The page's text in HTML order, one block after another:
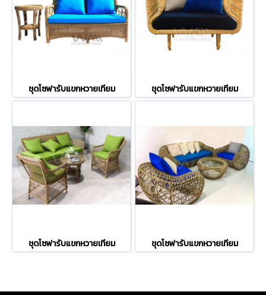
ชุดโซฟารับแขกหวายเทียม ชุดโซฟารับแขกหวายเทียม
ชุดโซฟารับแขกหวายเทียม ชุดโซฟารับแขกหวายเทียม